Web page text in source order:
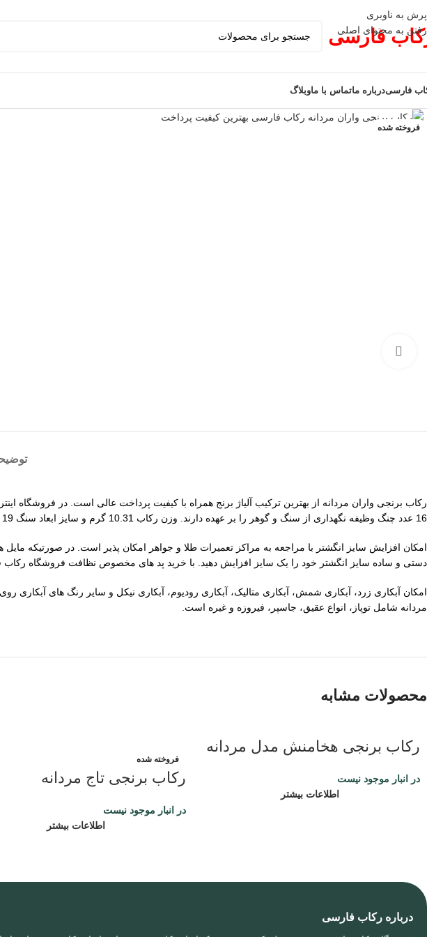
پرش به ناوبری
رفتن به محتوای اصلی
فارسی
فارسیدرباره ماتماس با ماوبلاگ
فروخته شده
رکاب برنجی واران مردانه از بهترین ترکیب آلیاژ برنج همراه با کیفیت پرداخت عالی است. در
16 عدد چنگ وظیفه نگهداری از سنگ و گوهر را بر عهده دارند. وزن رکاب 10.31 گرم و سایز ابعاد سنگ 19 میلیمتر در 14 میلیمتر است. سایز این انگشتر 61 مردانه و قطر داخل به داخل آن 20 میلیمتر است.
امکان افزایش سایز انگشتر با مراجعه به مراکز تعمیرات طلا و جواهر امکان پذیر است. در صورتیکه
دستی و ساده سایز انگشتر خود را یک سایز افزایش دهید. با خرید پد های مخصوص نظافت فروشگاه رکاب
امکان آبکاری زرد، آبکاری شمش، آبکاری متالیک، آبکاری رودیوم، آبکاری نیکل و سایر رنگ های
مردانه شامل توپاز، انواع عقیق، جاسپر، فیروزه و غیره است.
محصولات مشابه
رکاب برنجی هخامنش مدل مردانه
در انبار موجود نیست
اطلاعات بیشتر
فروخته شده
رکاب برنجی تاج مردانه
در انبار موجود نیست
اطلاعات بیشتر
درباره رکاب فارسی